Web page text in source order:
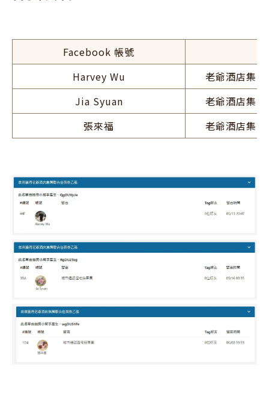
Facebook 帳號
Harvey Wu
老爺酒店集
Jia Syuan
老爺酒店集
張來福
老爺酒店集